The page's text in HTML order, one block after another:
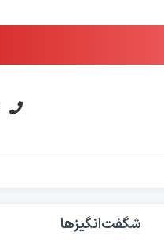
شگفت‌انگیزها